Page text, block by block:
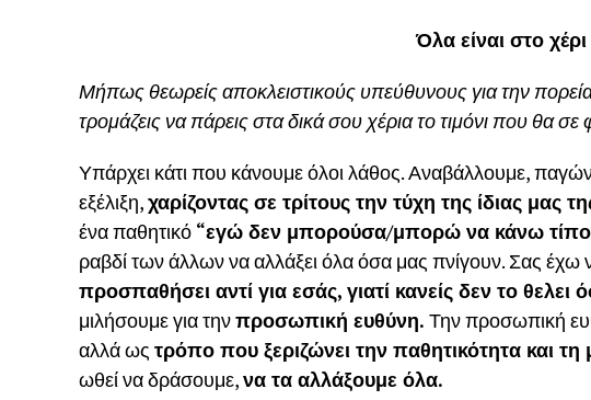
Όλα είναι στο
Μήπως θεωρείς αποκλειστικούς υπεύθυνους για την
τρομάζεις να πάρεις στα δικά σου χέρια το τιμόνι που θα
Υπάρχει κάτι που κάνουμε όλοι λάθος. Αναβάλλουμε,
εξέλιξη,χαρίζοντας σε τρίτους την τύχη της ίδιας μας
ένα παθητικό “εγώ δεν μπορούσα/μπορώ να κάνω
ραβδί των άλλων να αλλάξει όλα όσα μας πνίγουν. Σας έχω
προσπαθήσει αντί για εσάς, γιατί κανείς δεν το
μιλήσουμε για τηνπροσωπική ευθύνη. Την προσωπική
αλλά ως τρόπο που ξεριζώνει την παθητικότητα και τη
ωθεί να δράσουμε,να τα αλλάξουμε όλα.